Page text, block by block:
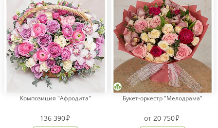
Композиция "Афродита"
136 390
Букет-оркестр "Мелодрама"
от20 750